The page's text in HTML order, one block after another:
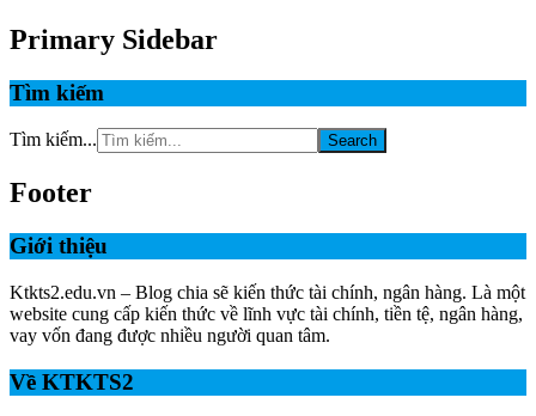
Primary Sidebar
Tìm kiếm
Tìm kiếm...
Footer
Giới thiệu
Ktkts2.edu.vn – Blog chia sẽ kiến thức tài chính, ngân hàng. Là một
website cung cấp kiến thức về lĩnh vực tài chính, tiền tệ, ngân hàng,
vay vốn đang được nhiều người quan tâm.
Về KTKTS2